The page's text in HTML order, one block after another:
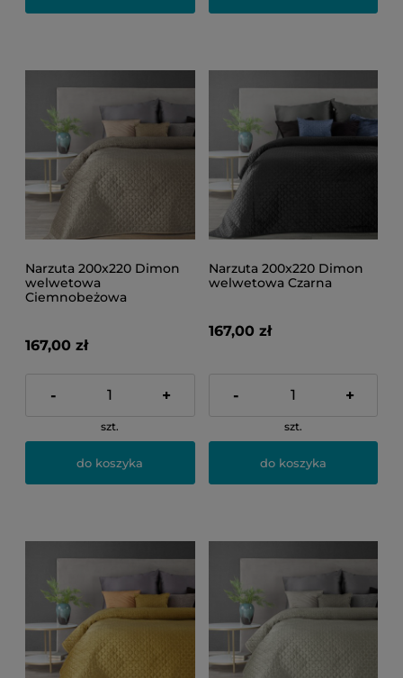
Narzuta 200x220 Dimon
welwetowa
Ciemnobeżowa
167,00 zł
- +
szt.
do koszyka
Narzuta 200x220 Dimon
welwetowa Czarna
167,00 zł
- +
szt.
do koszyka